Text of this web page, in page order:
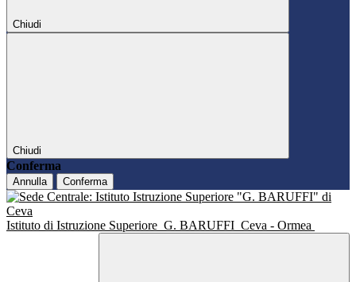
Chiudi
Chiudi
Conferma
Annulla Conferma
Istituto di Istruzione Superiore G. BARUFFI Ceva - Ormea